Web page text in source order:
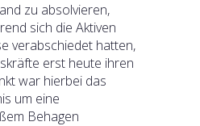
zu absolvieren,
sich die Aktiven
verabschiedet hatten,
erst heute ihren
war hierbei das
um eine
Behagen